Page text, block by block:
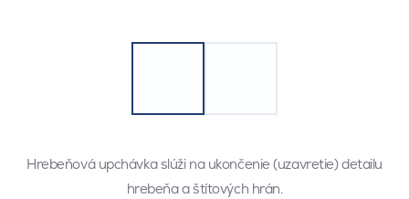
Hrebeňová upchávka slúži na ukončenie (uzavretie) detailu
hrebeňa a štítových hrán.